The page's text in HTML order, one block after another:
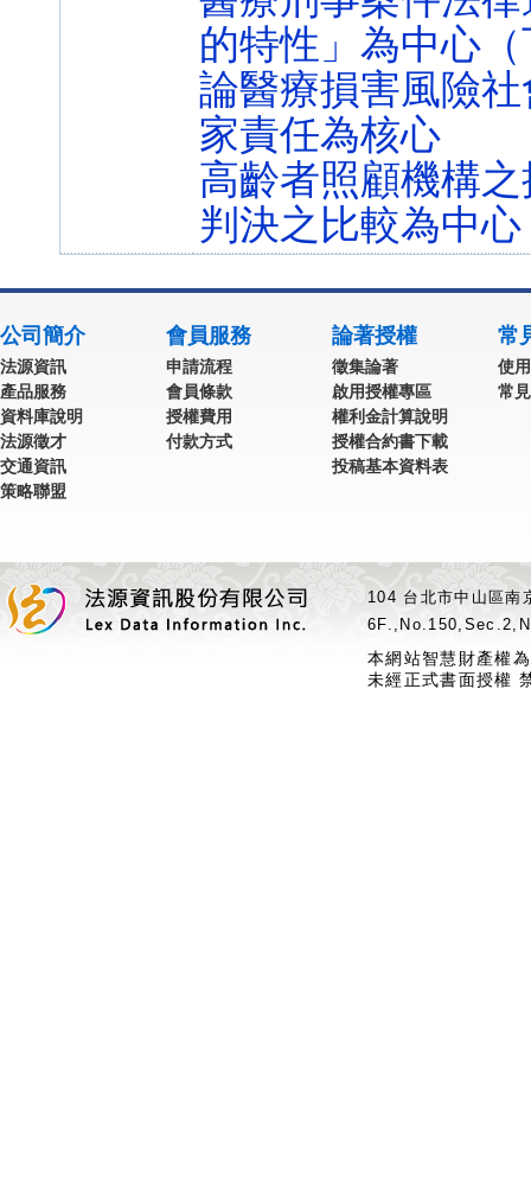
的特性」為中心
論醫療損害風險
家責任為核心
高齡者照顧機構
判決之比較為中心
公司簡介
法源資訊
產品服務
資料庫說明
法源徵才
交通資訊
策略聯盟
會員服務
申請流程
會員條款
授權費用
付款方式
論著授權
徵集論著
啟用授權專區
權利金計算說明
授權合約書下載
投稿基本資料表
常
使
常
104 台北市中山區
本網站智慧財產權
未經正式書面授權